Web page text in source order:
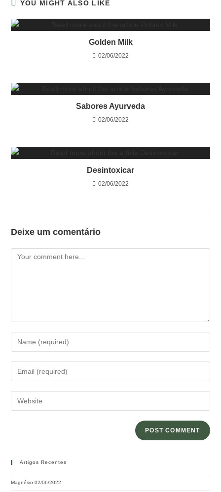
YOU MIGHT ALSO LIKE
Golden Milk
02/06/2022
Sabores Ayurveda
02/06/2022
Desintoxicar
02/06/2022
Deixe um comentário
Artigos Recentes
Magnésio 02/06/2022